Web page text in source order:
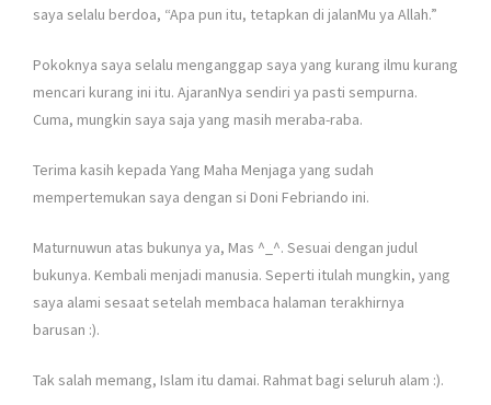
saya selalu berdoa, “Apa pun itu, tetapkan di jalanMu ya Allah.”
Pokoknya saya selalu menganggap saya yang kurang ilmu kurang
mencari kurang ini itu. AjaranNya sendiri ya pasti sempurna.
Cuma, mungkin saya saja yang masih meraba-raba.
Terima kasih kepada Yang Maha Menjaga yang sudah
mempertemukan saya dengan si Doni Febriando ini.
Maturnuwun atas bukunya ya, Mas ^_^. Sesuai dengan judul
bukunya. Kembali menjadi manusia. Seperti itulah mungkin, yang
saya alami sesaat setelah membaca halaman terakhirnya
barusan :).
Tak salah memang, Islam itu damai. Rahmat bagi seluruh alam :).